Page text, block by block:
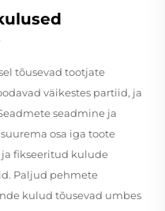
tõusevad tootjate
väikestes partiid, ja
seadmine ja
osa iga toote
fikseeritud kulude
Paljud pehmete
kulud tõusevad umbes